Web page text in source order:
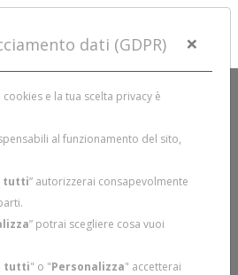
dati (GDPR) ×
e la tua scelta privacy è
al funzionamento del sito,
tutti” autorizzerai consapevolmente
” potrai scegliere cosa vuoi
tutti" o "Personalizza" accetterai